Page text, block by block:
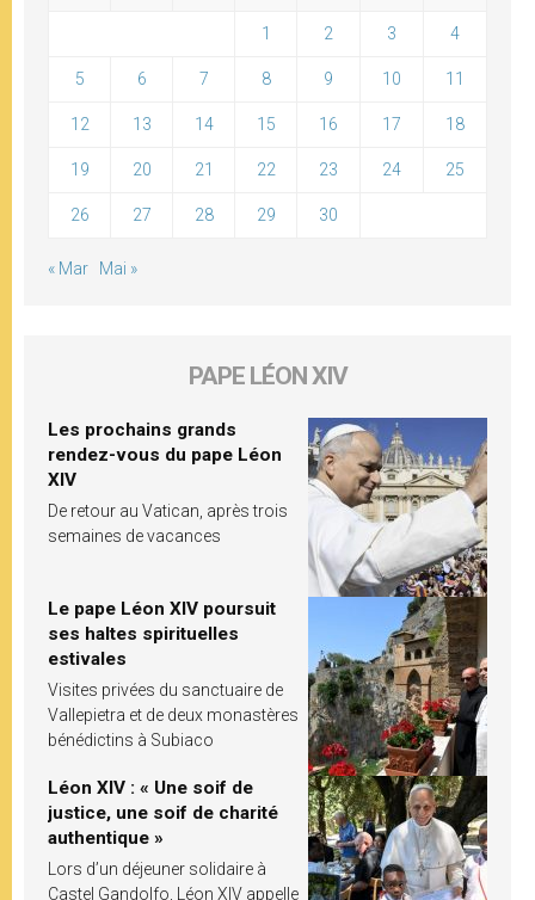
1 2 3 4
5 6 7 8 9 10 11
12 13 14 15 16 17 18
19 20 21 22 23 24 25
26 27 28 29 30
« Mar Mai »
PAPE LÉON XIV
Les prochains grands
rendez-vous du pape Léon
XIV
De retour au Vatican, après trois
semaines de vacances
Le pape Léon XIV poursuit
ses haltes spirituelles
estivales
Visites privées du sanctuaire de
Vallepietra et de deux monastères
bénédictins à Subiaco
Léon XIV : « Une soif de
justice, une soif de charité
authentique »
Lors d’un déjeuner solidaire à
Castel Gandolfo, Léon XIV appelle